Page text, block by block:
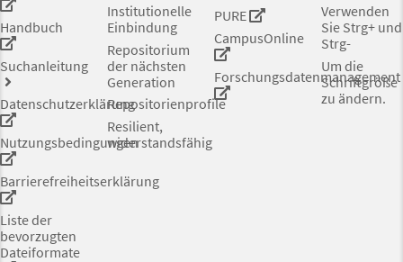
Handbuch
Suchanleitung
Datenschutzerklärung
Nutzungsbedingungen
Barrierefreiheitserklärung
Liste der
bevorzugten
Dateiformate
Institutionelle
Einbindung
Repositorium
der nächsten
Generation
Repositorienprofile
Resilient,
widerstandsfähig
PURE
CampusOnline
Forschungsdatenmanagement
Verwenden
Sie Strg+ und
Strg-
Um die
Schriftgröße
zu ändern.